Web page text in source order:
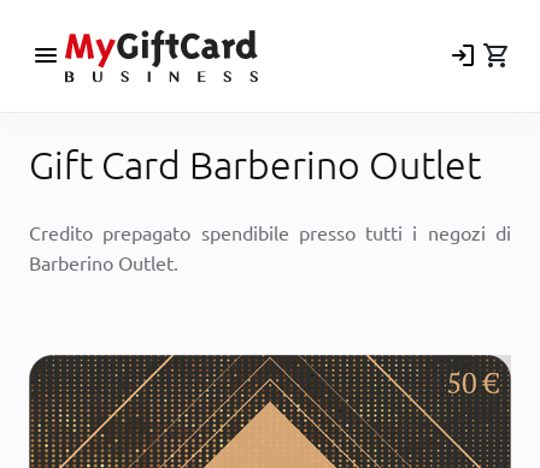
menu login shopping_cart
Gift Card Barberino Outlet
Credito prepagato spendibile presso tutti i negozi di
Barberino Outlet.